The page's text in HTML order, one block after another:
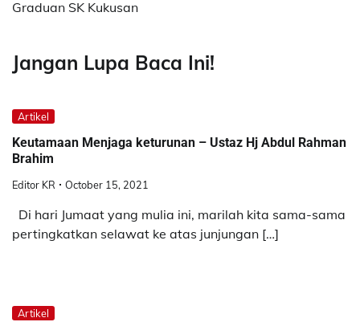
Graduan SK Kukusan
Jangan Lupa Baca Ini!
Artikel
Keutamaan Menjaga keturunan – Ustaz Hj Abdul Rahman
Brahim
Editor KR October 15, 2021
Di hari Jumaat yang mulia ini, marilah kita sama-sama
pertingkatkan selawat ke atas junjungan […]
Artikel